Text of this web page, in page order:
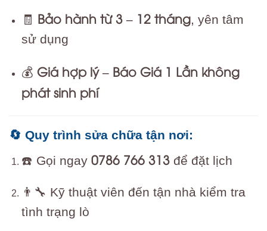
🧾 Bảo hành từ 3 – 12 tháng, yên tâm
sử dụng
💰 Giá hợp lý – Báo Giá 1 Lần không
phát sinh phí
🔄 Quy trình sửa chữa tận nơi:
☎️ Gọi ngay 0786 766 313để đặt lịch
👨‍🔧 Kỹ thuật viên đến tận nhà kiểm tra
tình trạng lò